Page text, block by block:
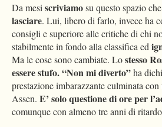
Da mesiscriviamosu questo spazio
lasciare. Lui, libero di farlo, invece ha
consigli e superiore alle critiche di chi
stabilmente in fondo alla classifica ed
Ma le cose sono cambiate. Lostesso
essere stufo. “Non mi diverto”ha
prestazione imbarazzante culminata
Assen. E’ solo questione di ore per
comunque con almeno tre anni di